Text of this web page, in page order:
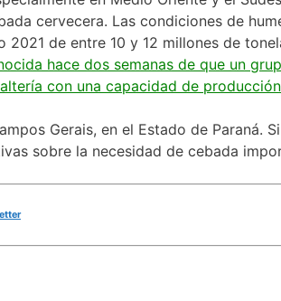
cervecera. Las condiciones de
de entre 10 y 12 millones de
hace dos semanas de que un
con una capacidad de
Gerais, en el Estado de Paraná.
sobre la necesidad de cebada